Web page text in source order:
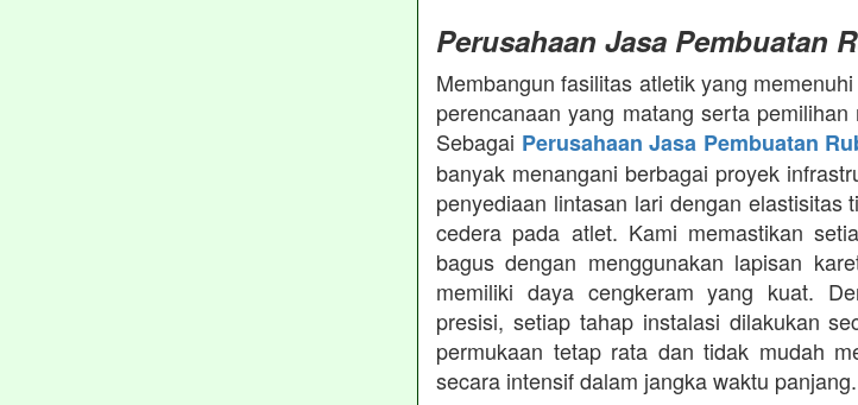
Perusahaan Jasa Pembuatan
Membangun fasilitas atletik yang
perencanaan yang matang serta
Sebagai Perusahaan Jasa Pembuatan
banyak menangani berbagai proyek
penyediaan lintasan lari dengan elastisitas
cedera pada atlet. Kami memastikan
bagus dengan menggunakan lapisan
memiliki daya cengkeram yang kuat.
presisi, setiap tahap instalasi dilakukan
permukaan tetap rata dan tidak mudah
secara intensif dalam jangka waktu panjang.